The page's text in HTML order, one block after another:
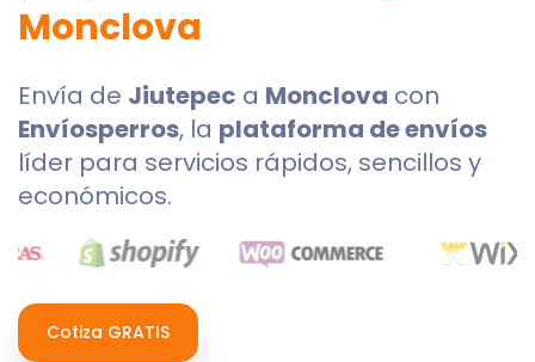
Monclova
Envía de Jiutepec a Monclova con
Envíosperros, la plataforma de envíos
líder para servicios rápidos, sencillos y
económicos.
Cotiza GRATIS